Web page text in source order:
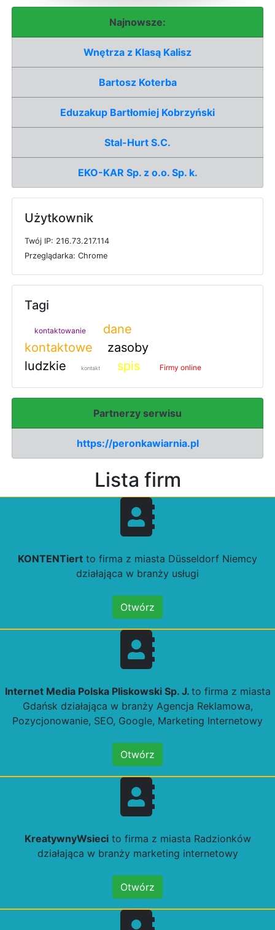
Najnowsze:
Wnętrza z Klasą Kalisz
Bartosz Koterba
Eduzakup Bartłomiej Kobrzyński
Stal-Hurt S.C.
EKO-KAR Sp. z o.o. Sp. k.
Użytkownik
Twój IP: 216.73.217.114
Przeglądarka: Chrome
Tagi
kontaktowanie
dane
kontaktowe
zasoby
ludzkie
kontakt spis Firmy online
Partnerzy serwisu
https://peronkawiarnia.pl
Lista firm
KONTENTiert to firma z miasta Düsseldorf Niemcy
działająca w branży usługi
Otwórz
Internet Media Polska Pliskowski Sp. J. to firma z miasta
Gdańsk działająca w branży Agencja Reklamowa,
Pozycjonowanie, SEO, Google, Marketing Internetowy
Otwórz
KreatywnyWsiecito firma z miasta Radzionków
działająca w branży marketing internetowy
Otwórz